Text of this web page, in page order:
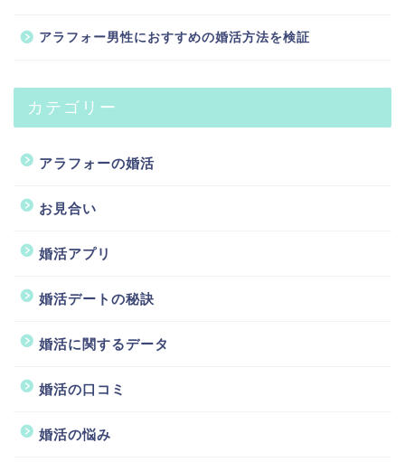
アラフォー男性におすすめの婚活方法を検証
カテゴリー
アラフォーの婚活
お見合い
婚活アプリ
婚活デートの秘訣
婚活に関するデータ
婚活の口コミ
婚活の悩み